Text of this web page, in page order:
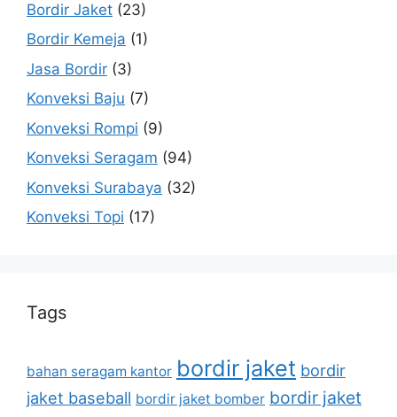
Bordir Jaket (23)
Bordir Kemeja (1)
Jasa Bordir (3)
Konveksi Baju (7)
Konveksi Rompi (9)
Konveksi Seragam (94)
Konveksi Surabaya (32)
Konveksi Topi (17)
Tags
bahan seragam kantor bordir jaket bordir
jaket baseball bordir jaket bomber bordir jaket